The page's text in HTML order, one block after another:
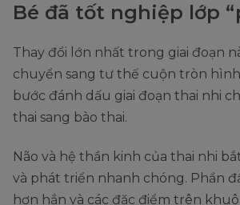
Bé đã tốt nghiệp lớp
Thay đổi lớn nhất trong giai đoạn
chuyển sang tư thế cuộn tròn
bước đánh dấu giai đoạn thai nhi
thai sang bào thai.
Não và hệ thần kinh của thai nhi
và phát triển nhanh chóng. Phần
hơn hẳn và các đặc điểm trên